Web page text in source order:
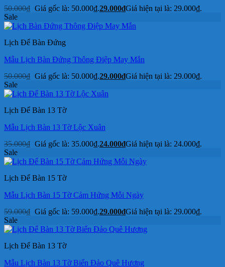
50.000₫ Giá gốc là: 50.000₫.29.000₫Giá hiện tại là: 29.000₫.
Sale
Lịch Để Bàn Đứng
Mẫu Lịch Bàn Đứng Thông Điệp May Mắn
50.000₫ Giá gốc là: 50.000₫.29.000₫Giá hiện tại là: 29.000₫.
Sale
Lịch Để Bàn 13 Tờ
Mẫu Lịch Bàn 13 Tờ Lộc Xuân
35.000₫ Giá gốc là: 35.000₫.24.000₫Giá hiện tại là: 24.000₫.
Sale
Lịch Để Bàn 15 Tờ
Mẫu Lịch Bàn 15 Tờ Cảm Hứng Mỗi Ngày
59.000₫ Giá gốc là: 59.000₫.29.000₫Giá hiện tại là: 29.000₫.
Sale
Lịch Để Bàn 13 Tờ
Mẫu Lịch Bàn 13 Tờ Biển Đảo Quê Hương